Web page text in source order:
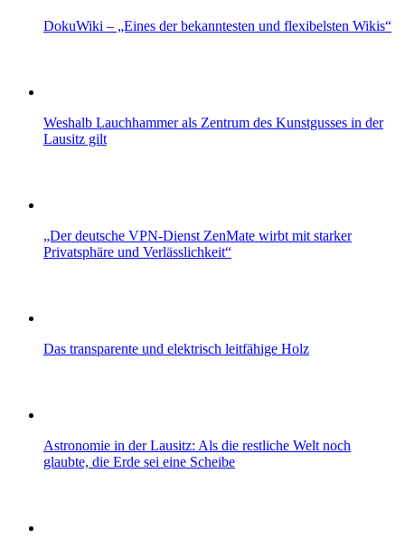
DokuWiki – „Eines der bekanntesten und flexibelsten Wikis“
Weshalb Lauchhammer als Zentrum des Kunstgusses in der
Lausitz gilt
„Der deutsche VPN-Dienst ZenMate wirbt mit starker
Privatsphäre und Verlässlichkeit“
Das transparente und elektrisch leitfähige Holz
Astronomie in der Lausitz: Als die restliche Welt noch
glaubte, die Erde sei eine Scheibe